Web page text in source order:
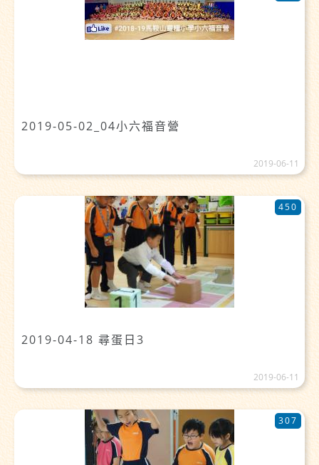
2019-05-02_04小六福音營
2019-06-11
2019-04-18 尋蛋日3
450
2019-06-11
307